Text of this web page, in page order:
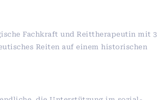
Fachkraft und Reittherapeutin mit 3
Reiten auf einem historischen